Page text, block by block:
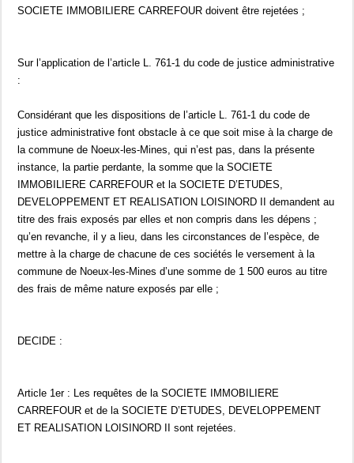
SOCIETE IMMOBILIERE CARREFOUR doivent être rejetées ;
Sur l’application de l’article L. 761-1 du code de justice administrative
:
Considérant que les dispositions de l’article L. 761-1 du code de
justice administrative font obstacle à ce que soit mise à la charge de
la commune de Noeux-les-Mines, qui n’est pas, dans la présente
instance, la partie perdante, la somme que la SOCIETE
IMMOBILIERE CARREFOUR et la SOCIETE D’ETUDES,
DEVELOPPEMENT ET REALISATION LOISINORD II demandent au
titre des frais exposés par elles et non compris dans les dépens ;
qu’en revanche, il y a lieu, dans les circonstances de l’espèce, de
mettre à la charge de chacune de ces sociétés le versement à la
commune de Noeux-les-Mines d’une somme de 1 500 euros au titre
des frais de même nature exposés par elle ;
DECIDE :
Article 1er : Les requêtes de la SOCIETE IMMOBILIERE
CARREFOUR et de la SOCIETE D’ETUDES, DEVELOPPEMENT
ET REALISATION LOISINORD II sont rejetées.